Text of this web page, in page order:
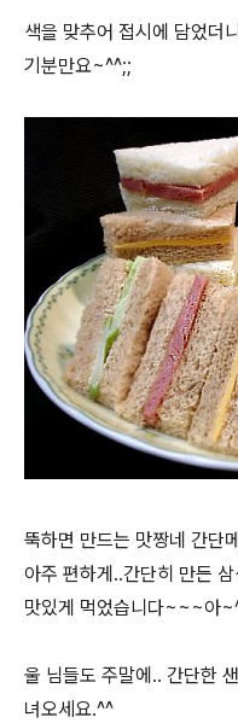
색을 맞추어 접시에 담었더
기분만요~^^;;
뚝하면 만드는 맛짱네 간단
아주 편하게..간단히 만든
맛있게 먹었습니다~~~아
울 님들도 주말에.. 간단한
녀오세요.^^